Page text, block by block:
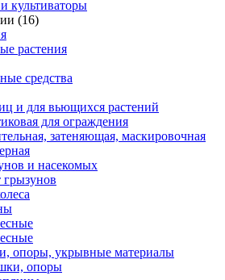
культиваторы
(16)
растения
средства
и для вьющихся растений
для ограждения
затеняющая, маскировочная
и насекомых
грызунов
опоры, укрывные материалы
опоры